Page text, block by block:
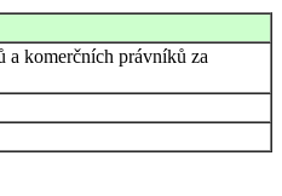
a komerčních právníků za